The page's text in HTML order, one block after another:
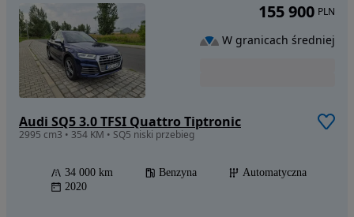
Audi SQ5 3.0 TFSI Quattro Tiptronic
2995 cm3 • 354 KM • SQ5 niski przebieg
34 000 km Benzyna
Automatyczna
2020
155 900 PLN
W granicach średniej